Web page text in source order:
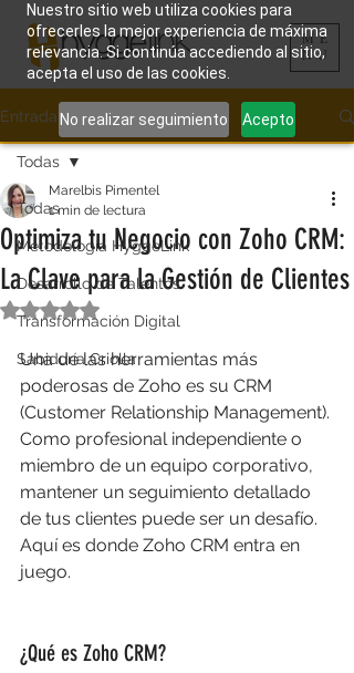
Nuestro sitio web utiliza cookies para
ofrecerles la mejor experiencia de máxima
relevancia. Si continúa accediendo al sitio,
acepta el uso de las cookies.
No realizar seguimiento Acepto
ME
NU
Entrada
Todas
Metodología HyggeLink
Desarrollo de Talentos
Transformación Digital
Sabiduría Criolla
Todas
Optimiza tu Negocio con Zoho CRM:
La Clave para la Gestión de Clientes
Marelbis Pimentel
1 min de lectura
Obtuvo NaN de 5 estrellas.
Una de las herramientas más
poderosas de Zoho es su CRM
(Customer Relationship Management).
Como profesional independiente o
miembro de un equipo corporativo,
mantener un seguimiento detallado
de tus clientes puede ser un desafío.
Aquí es donde Zoho CRM entra en
juego.
¿Qué es Zoho CRM?